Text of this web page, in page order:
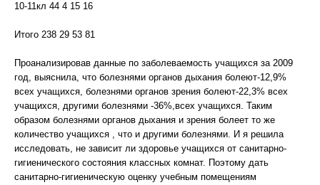
10-11кл 44 4 15 16
Итого 238 29 53 81
Проанализировав данные по заболеваемость учащихся за 2009
год, выяснила, что болезнями органов дыхания болеют-12,9%
всех учащихся, болезнями органов зрения болеют-22,3% всех
учащихся, другими болезнями -36%,всех учащихся. Таким
образом болезнями органов дыхания и зрения болеет то же
количество учащихся , что и другими болезнями. И я решила
исследовать, не зависит ли здоровье учащихся от санитарно-
гигиенического состояния классных комнат. Поэтому дать
санитарно-гигиеническую оценку учебным помещениям